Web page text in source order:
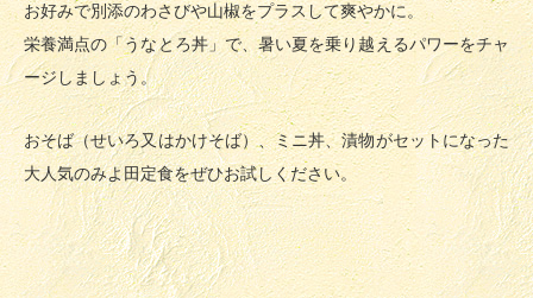
お好みで別添のわさびや山椒をプラスして爽やかに。
栄養満点の「うなとろ丼」で、暑い夏を乗り越えるパワーをチャ
ージしましょう。
おそば（せいろ又はかけそば）、ミニ丼、漬物がセットになった
大人気のみよ田定食をぜひお試しください。